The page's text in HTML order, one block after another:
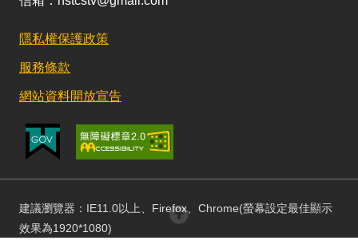
隱私權保護政策
服務條款
網站資料開放宣告
建議瀏覽器：IE11.0以上、Firefox、Chrome(螢幕設定最佳顯示
效果為1920*1080)
回頂部